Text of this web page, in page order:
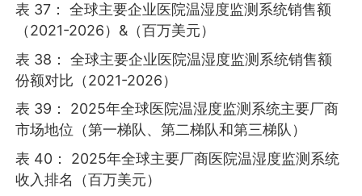
表 37： 全球主要企业医院温湿度监测系统销售额
（2021-2026）&（百万美元）
表 38： 全球主要企业医院温湿度监测系统销售额
份额对比（2021-2026）
表 39： 2025年全球医院温湿度监测系统主要厂商
市场地位（第一梯队、第二梯队和第三梯队）
表 40： 2025年全球主要厂商医院温湿度监测系统
收入排名（百万美元）